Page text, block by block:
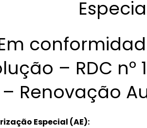
– RDC
– Renovação
Especial (AE):